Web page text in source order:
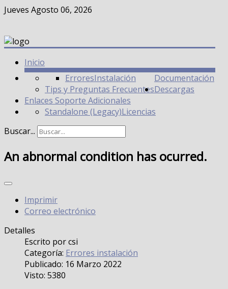
Jueves Agosto 06, 2026
Inicio
Documentación
Instalación
Errores
Tips y Preguntas FrecuentesDescargas
Enlaces Soporte Adicionales
Licencias
Standalone (Legacy)
Buscar...
An abnormal condition has ocurred.
Imprimir
Correo electrónico
Detalles
Escrito porcsi
Categoría: Errores instalación
Publicado: 16 Marzo 2022
Visto: 5380